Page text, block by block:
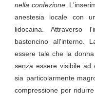
nella confezione.
anestesia locale con
lidocaina. Attraverso
bastoncino all'interno.
essere tale che la
senza essere visibile
sia particolarmente
compressione per